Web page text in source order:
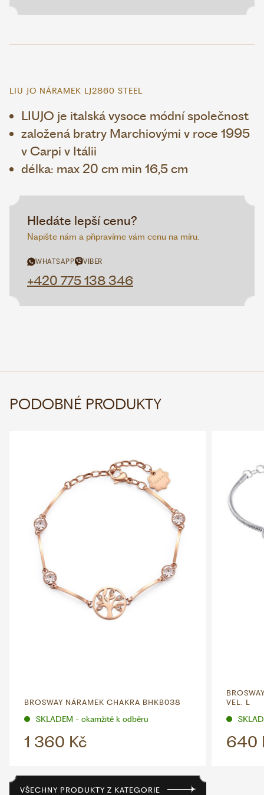
LIU JO NÁRAMEK LJ2860 STEEL
LIUJO je italská vysoce módní společnost
založená bratry Marchiovými v roce 1995
v Carpi v Itálii
délka: max 20 cm min 16,5 cm
Hledáte lepší cenu?
Napište nám a připravíme vám cenu na míru.
WHATSAPP VIBER
+420 775 138 346
PODOBNÉ PRODUKTY
BROSWAY NÁRAMEK CHAKRA BHKB038
SKLADEM - okamžitě k odběru
1 360 Kč
VEL. L
640
VŠECHNY PRODUKTY Z KATEGORIE